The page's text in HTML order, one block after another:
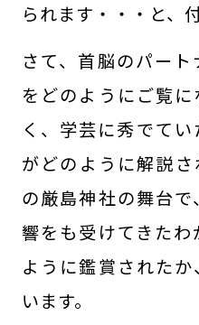
られます・・・と、
さて、首脳のパー
をどのようにご覧
く、学芸に秀でてい
がどのように解説
の厳島神社の舞台
響をも受けてきた
ように鑑賞された
います。